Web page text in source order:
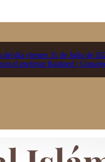
del día viernes 31 de Julio de
el profesor Rasheed |